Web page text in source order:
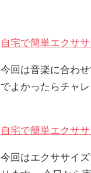
自宅で簡単エクサ
今回は音楽に合わ
でよかったらチャ
自宅で簡単エクサ
今回はエクササイ